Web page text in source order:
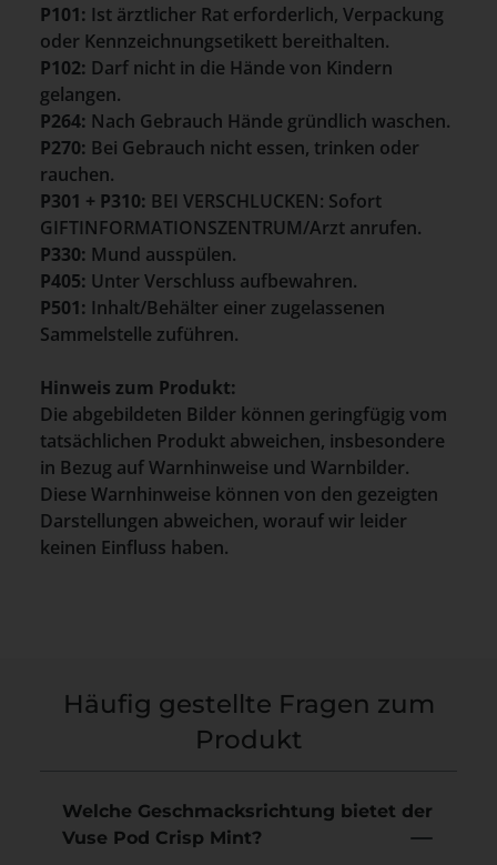
P101: Ist ärztlicher Rat erforderlich, Verpackung
oder Kennzeichnungsetikett bereithalten.
P102: Darf nicht in die Hände von Kindern
gelangen.
P264: Nach Gebrauch Hände gründlich waschen.
P270: Bei Gebrauch nicht essen, trinken oder
rauchen.
P301 + P310: BEI VERSCHLUCKEN: Sofort
GIFTINFORMATIONSZENTRUM/Arzt anrufen.
P330: Mund ausspülen.
P405: Unter Verschluss aufbewahren.
P501: Inhalt/Behälter einer zugelassenen
Sammelstelle zuführen.
Hinweis zum Produkt:
Die abgebildeten Bilder können geringfügig vom
tatsächlichen Produkt abweichen, insbesondere
in Bezug auf Warnhinweise und Warnbilder.
Diese Warnhinweise können von den gezeigten
Darstellungen abweichen, worauf wir leider
keinen Einfluss haben.
Häufig gestellte Fragen zum
Produkt
Welche Geschmacksrichtung bietet der
Vuse Pod Crisp Mint?